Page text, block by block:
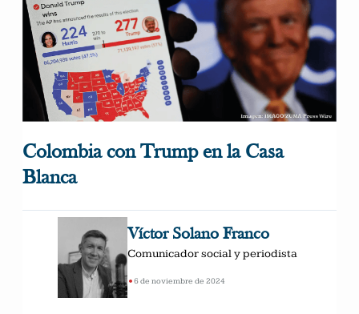
Colombia con Trump en la Casa
Blanca
Víctor Solano Franco
Comunicador social y periodista
•6 de noviembre de 2024